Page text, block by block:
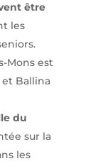
être
les
Mons est
Ballina
du
sur la
les